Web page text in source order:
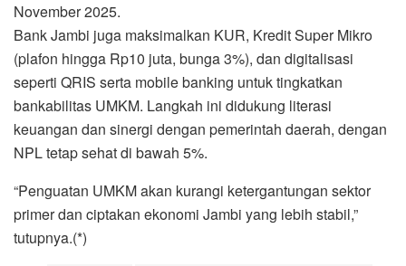
November 2025.
Bank Jambi juga maksimalkan KUR, Kredit Super Mikro
(plafon hingga Rp10 juta, bunga 3%), dan digitalisasi
seperti QRIS serta mobile banking untuk tingkatkan
bankabilitas UMKM. Langkah ini didukung literasi
keuangan dan sinergi dengan pemerintah daerah, dengan
NPL tetap sehat di bawah 5%.
“Penguatan UMKM akan kurangi ketergantungan sektor
primer dan ciptakan ekonomi Jambi yang lebih stabil,”
tutupnya.(*)